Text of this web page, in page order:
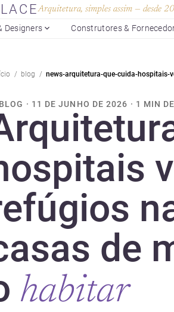
Arquitetura, simples assim — desde
Designers Construtores &
blog news-arquitetura-que-cuida-hospitais-
· 11 DE JUNHO DE 2026 · 1 MIN
de
habitar